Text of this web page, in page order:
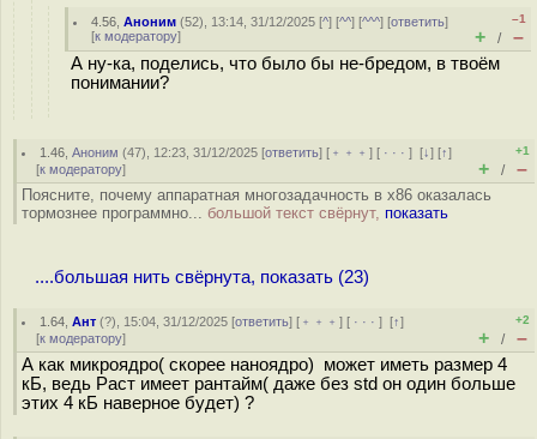
4.56 ,Аноним (52), 13:14, 31/12/2025 [^] [^^] [^^^] [ответить]
[к модератору]
–1
+ / –
А ну-ка, поделись, что было бы не-бредом, в твоём
понимании?
1.46 ,Аноним (47), 12:23, 31/12/2025 [ответить] [ ﹢﹢﹢] [ · · ·][↓] [↑]
[к модератору]
+1
+ / –
Поясните, почему аппаратная многозадачность в x86 оказалась
тормознее программно... большой текст свёрнут, показать
....большая нить свёрнута, показать (23)
1.64 ,Ант (?), 15:04, 31/12/2025 [ответить] [ ﹢﹢﹢] [ · · ·][↑]
[к модератору]
+2
+ / –
А как микроядро( скорее наноядро) может иметь размер 4
кБ, ведь Раст имеет рантайм( даже без std он один больше
этих 4 кБ наверное будет) ?